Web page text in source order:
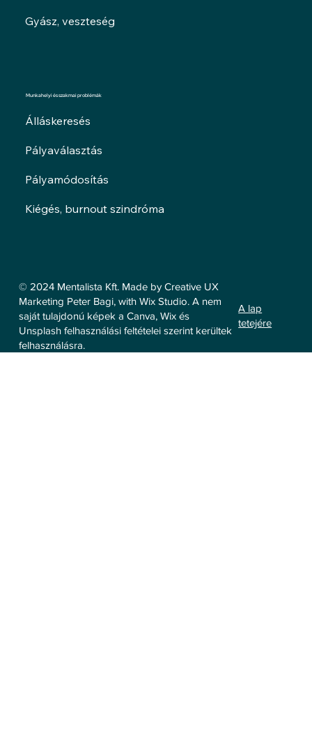
© 2024 Mentalista Kft. Made by Creative UX
Marketing Peter Bagi, with Wix Studio. A nem
saját tulajdonú képek a Canva, Wix és
Unsplash felhasználási feltételei szerint kerültek
felhasználásra.
A lap
tetejére
Gyász, veszteség
Munkahelyi és szakmai problémák
Álláskeresés
Pályaválasztás
Pályamódosítás
Kiégés, burnout szindróma